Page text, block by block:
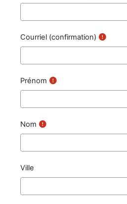
Courriel (confirmation)
Prénom
Nom
Ville